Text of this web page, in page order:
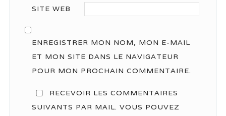
SITE WEB
ENREGISTRER MON NOM, MON E-MAIL
ET MON SITE DANS LE NAVIGATEUR
POUR MON PROCHAIN COMMENTAIRE.
RECEVOIR LES COMMENTAIRES
SUIVANTS PAR MAIL. VOUS POUVEZ